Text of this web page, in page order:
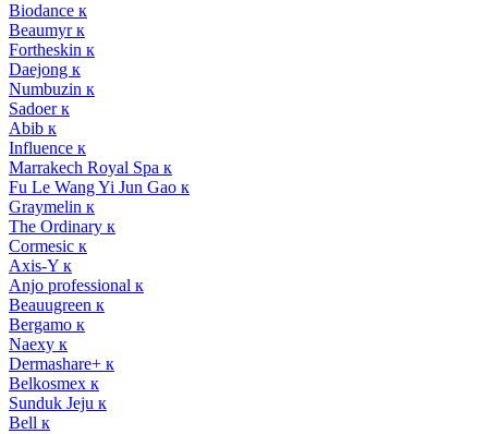
Biodance к
Beaumyr к
Fortheskin к
Daejong к
Numbuzin к
Sadoer к
Abib к
Influence к
Marrakech Royal Spa к
Fu Le Wang Yi Jun Gao к
Graymelin к
The Ordinary к
Cormesic к
Axis-Y к
Anjo professional к
Beauugreen к
Bergamo к
Naexy к
Dermashare+ к
Belkosmex к
Sunduk Jeju к
Bell к